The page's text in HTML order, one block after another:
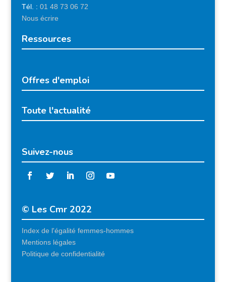
Tél. : 01 48 73 06 72
Nous écrire
Ressources
Offres d'emploi
Toute l'actualité
Suivez-nous
© Les Cmr 2022
Index de l'égalité femmes-hommes
Mentions légales
Politique de confidentialité